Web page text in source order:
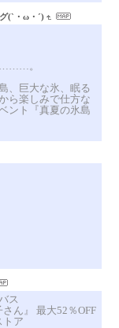
(`・ω・´)
………。
、巨大な氷、眠る
ら楽しみで仕方な
ント『真夏の氷島
ス
ん』 最大52％OFF
トア